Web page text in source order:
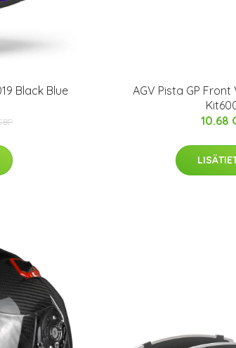
Black Blue
AGV Pista GP
10.68